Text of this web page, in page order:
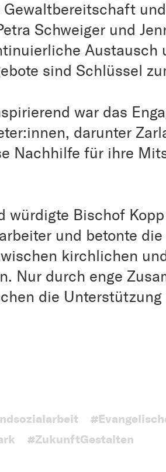
Gewaltbereitschaft
Schweiger und
Austausch
sind Schlüssel
war das
darunter
Nachhilfe für ihre
würdigte Bischof
und betonte
kirchlichen
Nur durch enge
die
#ZukunftGestalten